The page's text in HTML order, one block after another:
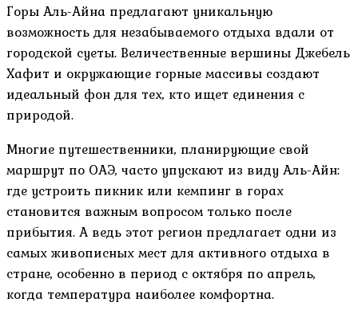
Горы Аль-Айна предлагают уникальную
возможность для незабываемого отдыха вдали от
городской суеты. Величественные вершины Джебель
Хафит и окружающие горные массивы создают
идеальный фон для тех, кто ищет единения с
природой.
Многие путешественники, планирующие свой
маршрут по ОАЭ, часто упускают из виду Аль-Айн:
где устроить пикник или кемпинг в горах
становится важным вопросом только после
прибытия. А ведь этот регион предлагает одни из
самых живописных мест для активного отдыха в
стране, особенно в период с октября по апрель,
когда температура наиболее комфортна.